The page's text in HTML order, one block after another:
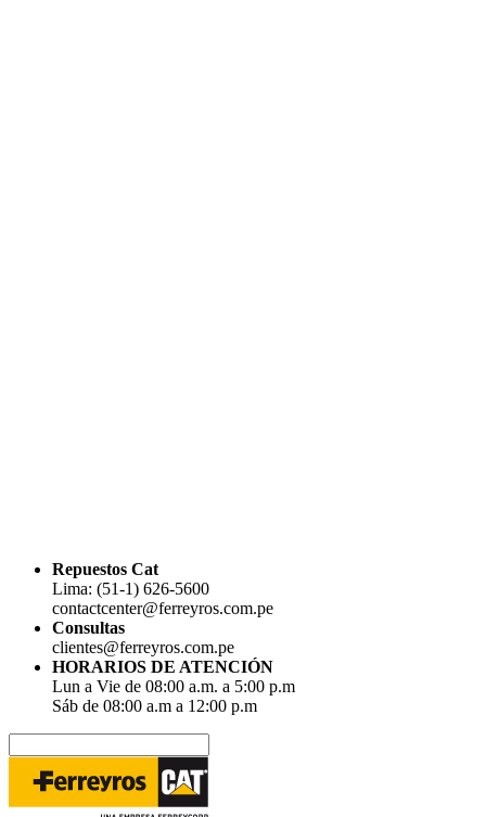
Repuestos Cat
Lima: (51-1) 626-5600
contactcenter@ferreyros.com.pe
Consultas
clientes@ferreyros.com.pe
HORARIOS DE ATENCIÓN
Lun a Vie de 08:00 a.m. a 5:00 p.m
Sáb de 08:00 a.m a 12:00 p.m